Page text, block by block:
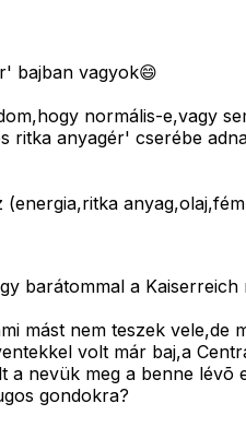
bajban vagyok😄
normális-e,vagy
anyagér' cserébe
barátommal a
mást nem teszek
volt már baj,a
nevük meg a benne
gondokra?